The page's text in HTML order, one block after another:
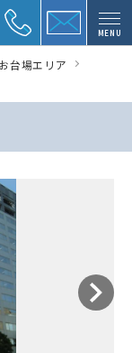
MENU
台場エリア